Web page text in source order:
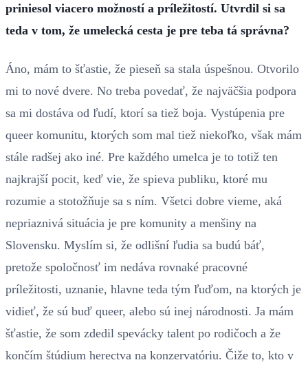
priniesol viacero možností a príležitostí. Utvrdil si sa
teda v tom, že umelecká cesta je pre teba tá správna?
Áno, mám to šťastie, že pieseň sa stala úspešnou. Otvorilo
mi to nové dvere. No treba povedať, že najväčšia podpora
sa mi dostáva od ľudí, ktorí sa tiež boja. Vystúpenia pre
queer komunitu, ktorých som mal tiež niekoľko, však mám
stále radšej ako iné. Pre každého umelca je to totiž ten
najkrajší pocit, keď vie, že spieva publiku, ktoré mu
rozumie a stotožňuje sa s ním. Všetci dobre vieme, aká
nepriaznivá situácia je pre komunity a menšiny na
Slovensku. Myslím si, že odlišní ľudia sa budú báť,
pretože spoločnosť im nedáva rovnaké pracovné
príležitosti, uznanie, hlavne teda tým ľuďom, na ktorých je
vidieť, že sú buď queer, alebo sú inej národnosti. Ja mám
šťastie, že som zdedil spevácky talent po rodičoch a že
končím štúdium herectva na konzervatóriu. Čiže to, kto v